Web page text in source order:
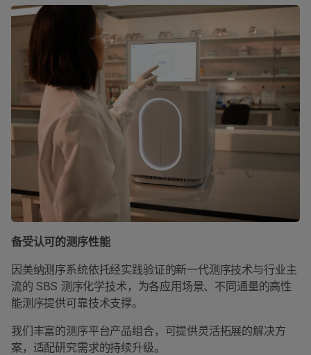
备受认可的测序性能
因美纳测序系统依托经实践验证的新一代测序技术与行业主
流的 SBS 测序化学技术，为各应用场景、不同通量的高性
能测序提供可靠技术支撑。
我们丰富的测序平台产品组合，可提供灵活拓展的解决方
案，适配研究需求的持续升级。